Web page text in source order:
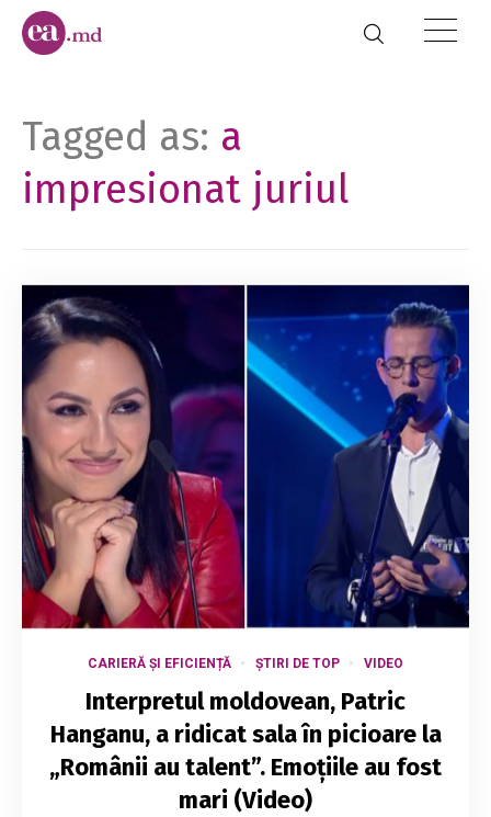
Tagged as: a
impresionat juriul
CARIERĂ ȘI EFICIENȚĂ ȘTIRI DE TOP VIDEO
Interpretul moldovean, Patric
Hanganu, a ridicat sala în picioare la
„Românii au talent”. Emoțiile au fost
mari (Video)